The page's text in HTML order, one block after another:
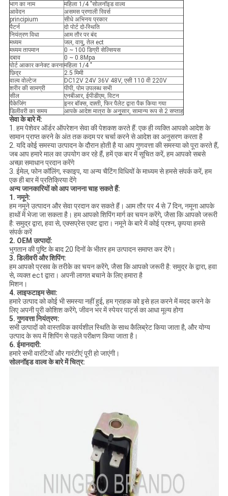
भाग का नाम
महिला 1/4 "सोलनॉइड वाल्व
आवेदन
असमस प्रणाली रिवर्स
principium
सीधे अभिनय प्रकार
पैटर्न
दो पोर्ट दो-स्थिति
नियंत्रण विधा
आम तौर पर बंद
मध्यम
जल, वायु, तेल ect
मध्यम तापमान
0 ~ 100 डिग्री सेल्सियस
दबाव
0 ~ 0.8Mpa
पोर्ट आकार कनेक्ट करनामहिला 1/4 "
छिद्र
2.5 मिमी
वाल्व वोल्टेज
DC12V 24V 36V 48V, एसी 110 वी 220V
शरीर की सामग्री
पीपी, पोम उपलब्ध सभी
सील
एनबीआर, ईपीडीएम, विटन
पैकेजिंग
इनर बॉक्स, दफ़्ती, फिर पैलेट द्वारा पैक किया गया
डिलीवरी का समय
आपके आदेश मात्रा के अनुसार, सामान्य रूप से 2 सप्ताह
सेवा के बारे में:
1. हम पेशेवर ऑर्डर ऑपरेशन सेवा की पेशकश करते हैं: एक ही व्यक्ति आपको आदेश के
सामान प्राप्त करने के अंत तक कदम पर चर्चा करने से आदेश का अनुसरण करता है
2. यदि कोई समस्या उत्पादन के दौरान होती है या आप गुणवत्ता की समस्या को पूरा करते हैं,
जब आप हमारे माल का उपयोग कर रहे हैं, हमें एक बार में सूचित करें, हम आपको सबसे
अच्छा समाधान प्रदान करेंगे
3. ईमेल, फोन कॉलिंग, स्काइप, या अन्य चैटिंग विधियों के माध्यम से हमसे संपर्क करें, हम
एक ही बार में प्रतिक्रिया देंगे
अन्य जानकारियों को आप जानना चाह सकते हैं:
1. नमूने:
हम नमूने उत्पादन और सेवा प्रदान कर सकते हैं। आम तौर पर 4 से 7 दिन, नमूना आपके
हाथों में भेजा जा सकता है। हम आपको शिपिंग मार्ग का चयन करेंगे, जैसा कि आपको जरूरी
है: समुद्र द्वारा, हवा से, एक्सप्रेस एक्ट द्वारा। नमूने के बारे में कोई प्रश्न, कृपया हमसे
संपर्क करें
2. OEM उत्पादों:
भुगतान की पुष्टि के बाद 20 दिनों के भीतर हम उत्पादन समाप्त कर देंगे।
3. डिलीवरी और शिपिंग:
हम आपको प्रसव के तरीके का चयन करेंगे, जैसा कि आपको जरूरी है: समुद्र के द्वारा, हवा
से, व्यक्त ect द्वारा। अपनी लागत बचाने के लिए हमारा है
मिशन।
4. लाइफटाइम सेवा:
हमारे उत्पाद को कोई भी समस्या नहीं हुई, हम ग्राहक को इसे हल करने में मदद करने के
लिए अपनी पूरी कोशिश करेंगे, जीवन भर में स्पेयर पार्ट्स का आधा मूल्य होगा
5. गुणवत्ता नियंत्रण:
सभी उत्पादों को वास्तविक कार्यशील स्थिति के साथ कैलिब्रेट किया जाता है, और योग्य
उत्पाद के रूप में शिपिंग से पहले परीक्षण किया जाता है।
6. ईमानदारी:
हमारे सभी वारंटियों और गारंटीएं पूरी हो जाएंगी।
सोलनॉइड वाल्व के बारे में चित्र: